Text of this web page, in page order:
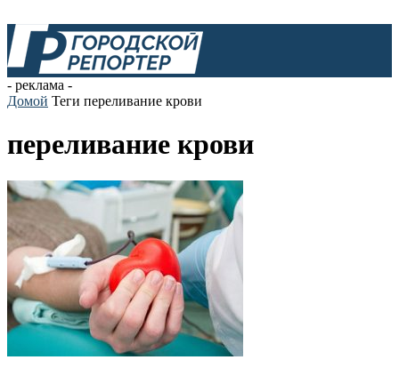
- реклама -
Домой Теги переливание крови
переливание крови